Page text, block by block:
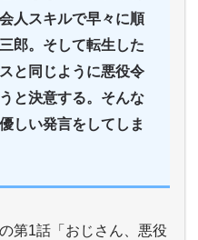
人スキルで早々に順
郎。そして転生した
と同じように悪役令
と決意する。そんな
しい発言をしてしま
第1話「おじさん、悪役